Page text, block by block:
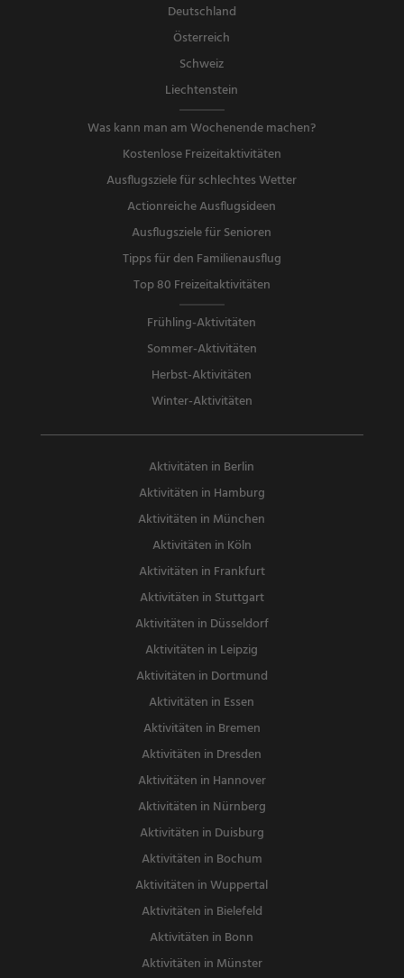
Deutschland
Österreich
Schweiz
Liechtenstein
Was kann man am Wochenende machen?
Kostenlose Freizeitaktivitäten
Ausflugsziele für schlechtes Wetter
Actionreiche Ausflugsideen
Ausflugsziele für Senioren
Tipps für den Familienausflug
Top 80 Freizeitaktivitäten
Frühling-Aktivitäten
Sommer-Aktivitäten
Herbst-Aktivitäten
Winter-Aktivitäten
Aktivitäten in Berlin
Aktivitäten in Hamburg
Aktivitäten in München
Aktivitäten in Köln
Aktivitäten in Frankfurt
Aktivitäten in Stuttgart
Aktivitäten in Düsseldorf
Aktivitäten in Leipzig
Aktivitäten in Dortmund
Aktivitäten in Essen
Aktivitäten in Bremen
Aktivitäten in Dresden
Aktivitäten in Hannover
Aktivitäten in Nürnberg
Aktivitäten in Duisburg
Aktivitäten in Bochum
Aktivitäten in Wuppertal
Aktivitäten in Bielefeld
Aktivitäten in Bonn
Aktivitäten in Münster